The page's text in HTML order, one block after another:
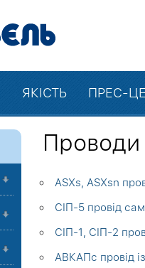
ЯКІСТЬ ПРЕС-
Проводи
ASXs, ASXsn
СІП-5 провід
СІП-1, СІП-2
АВКАПс провід